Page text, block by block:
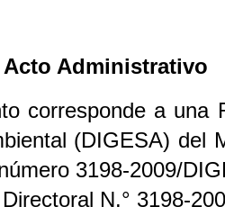
Administrativo
corresponde a una
(DIGESA) del
3198-2009/
N.° 3198-